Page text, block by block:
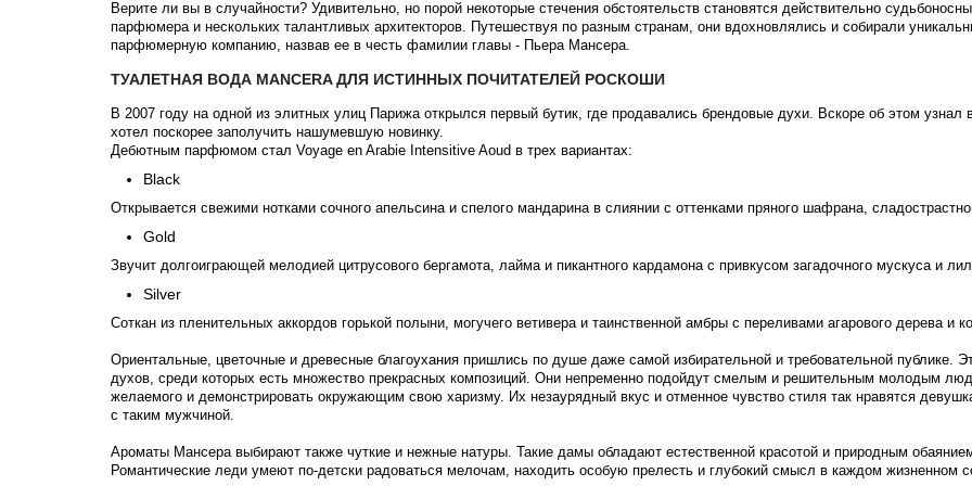
Верите ли вы в случайности? Удивительно, но порой некоторые стечения обстоятельств становятся действительно
парфюмера и нескольких талантливых архитекторов. Путешествуя по разным странам, они вдохновлялись и собирали
парфюмерную компанию, назвав ее в честь фамилии главы - Пьера Мансера.
ТУАЛЕТНАЯ ВОДА MANCERA ДЛЯ ИСТИННЫХ ПОЧИТАТЕЛЕЙ РОСКОШИ
В 2007 году на одной из элитных улиц Парижа открылся первый бутик, где продавались брендовые духи. Вскоре об этом
хотел поскорее заполучить нашумевшую новинку.
Дебютным парфюмом стал Voyage en Arabie Intensitive Aoud в трех вариантах:
Black
Открывается свежими нотками сочного апельсина и спелого мандарина в слиянии с оттенками пряного шафрана,
Gold
Звучит долгоиграющей мелодией цитрусового бергамота, лайма и пикантного кардамона с привкусом загадочного мускуса и
Silver
Соткан из пленительных аккордов горькой полыни, могучего ветивера и таинственной амбры с переливами агарового дерева и
Ориентальные, цветочные и древесные благоухания пришлись по душе даже самой избирательной и требовательной публике.
духов, среди которых есть множество прекрасных композиций. Они непременно подойдут смелым и решительным молодым
желаемого и демонстрировать окружающим свою харизму. Их незаурядный вкус и отменное чувство стиля так нравятся
с таким мужчиной.
Ароматы Мансера выбирают также чуткие и нежные натуры. Такие дамы обладают естественной красотой и природным
Романтические леди умеют по-детски радоваться мелочам, находить особую прелесть и глубокий смысл в каждом жизненном